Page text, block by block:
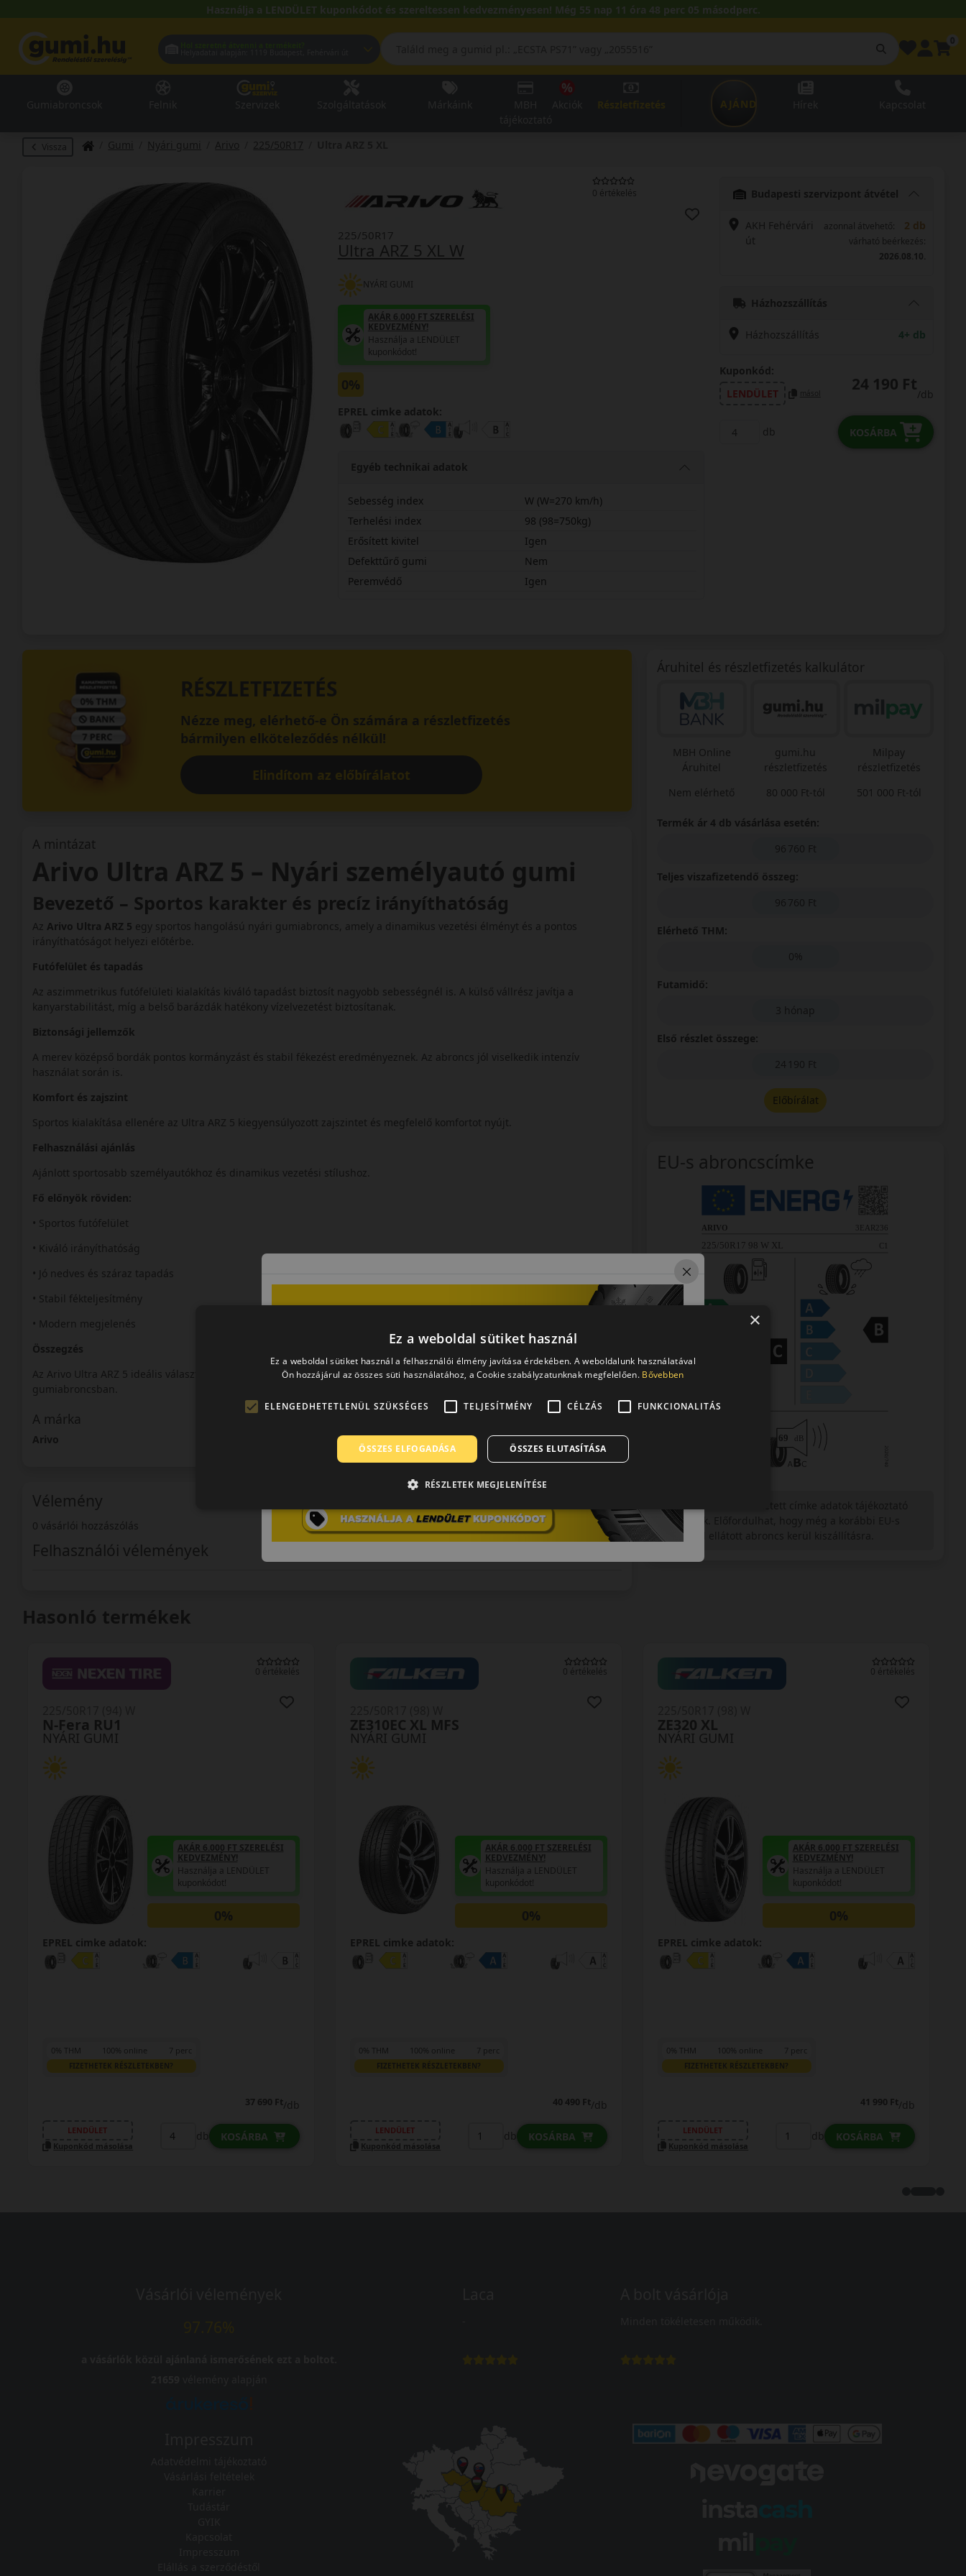
Használja a LENDÜLET kuponkódot és szereltessen kedvezményesen! Még 55 nap 11 óra 48 perc 04 másodperc.
AJÁNDÉKUTALVÁNY
Vissza Gumi Nyári gumi Arivo 225/50R17
0 értékelés
Ultra ARZ 5 XL W
225/50R17
NYÁRI GUMI
AKÁR 6.000 FT SZERELÉSI
KEDVEZMÉNY!
Használja a LENDÜLET
kuponkódot!
0%
EPREL cimke adatok:
Egyéb technikai adatok
Sebesség index
W (W=270 km/h)
Terhelési index
98 (98=750kg)
Erősített kivitel
Igen
Defekttűrő gumi
Nem
Peremvédő
Igen
Budapesti szervizpont átvétel
AKH Fehérvári
út
azonnal átvehető: 2 db
várható beérkezés:
2026.08.10.
Házhozszállítás
Házhozszállítás 4+ db
Kuponkód:
LENDÜLET
másol 24 190 Ft
/db
db KOSÁRBA
RÉSZLETFIZETÉS
Nézze meg, elérhető-e Ön számára a részletfizetés
bármilyen elköteleződés nélkül!
Elindítom az előbírálatot
A mintázat
Arivo Ultra ARZ 5 – Nyári személyautó gumi
Bevezető – Sportos karakter és precíz irányíthatóság
Az Arivo Ultra ARZ 5 egy sportos hangolású nyári gumiabroncs, amely a dinamikus vezetési élményt és a pontos
irányíthatóságot helyezi előtérbe.
Futófelület és tapadás
Az aszimmetrikus futófelületi kialakítás kiváló tapadást biztosít nagyobb sebességnél is. A külső vállrész javítja a
kanyarstabilitást, míg a belső barázdák hatékony vízelvezetést biztosítanak.
Biztonsági jellemzők
A merev középső bordák pontos kormányzást és stabil fékezést eredményeznek. Az abroncs jól viselkedik intenzív
használat során is.
Komfort és zajszint
Sportos kialakítása ellenére az Ultra ARZ 5 kiegyensúlyozott zajszintet és megfelelő komfortot nyújt.
Felhasználási ajánlás
Ajánlott sportosabb személyautókhoz és dinamikus vezetési stílushoz.
Fő előnyök röviden:
• Sportos futófelület
• Kiváló irányíthatóság
• Jó nedves és száraz tapadás
• Stabil fékteljesítmény
• Modern megjelenés
Összegzés
Az Arivo Ultra ARZ 5 ideális választás azok számára, akik sportos teljesítményt és modern technológiát keresnek nyári
gumiabroncsban.
A márka
Arivo
Vélemény
0 vásárlói hozzászólás 0 / 5
Felhasználói vélemények
Áruhitel és részletfizetés kalkulátor
MBH Online
Áruhitel
Nem elérhető
gumi.hu
részletfizetés
80 000 Ft-tól
Milpay
részletfizetés
501 000 Ft-tól
Termék ár 4 db vásárlása esetén:
96 760 Ft
Teljes viszafizetendő összeg:
96 760 Ft
Elérhető THM:
0%
Futamidő:
3 hónap
Első részlet összege:
24 190 Ft
Előbírálat
EU-s abroncscímke
jellegűek. Előfordulhat, hogy még a korábbi EU-s
címkével ellátott abroncs kerül kiszállításra.
Hasonló termékek
0 értékelés
NYÁRI GUMI
N-Fera RU1
AKÁR 6.000 FT SZERELÉSI
KEDVEZMÉNY!
Használja a LENDÜLET
kuponkódot!
0%
EPREL cimke adatok:
0% THM 100% online 7 perc
FIZETHETEK RÉSZLETEKBEN?
37 690 Ft/db
LENDÜLET
Kuponkód másolása
db KOSÁRBA
0 értékelés
NYÁRI GUMI
ZE310EC XL MFS
AKÁR 6.000 FT SZERELÉSI
KEDVEZMÉNY!
Használja a LENDÜLET
kuponkódot!
0%
EPREL cimke adatok:
0% THM 100% online 7 perc
FIZETHETEK RÉSZLETEKBEN?
40 490 Ft/db
LENDÜLET
Kuponkód másolása
db KOSÁRBA
0 értékelés
NYÁRI GUMI
ZE320 XL
AKÁR 6.000 FT SZERELÉSI
KEDVEZMÉNY!
Használja a LENDÜLET
kuponkódot!
0%
EPREL cimke adatok:
0% THM 100% online 7 perc
FIZETHETEK RÉSZLETEKBEN?
41 990 Ft/db
LENDÜLET
Kuponkód másolása
db KOSÁRBA
×
Ez a weboldal sütiket használ
Ez a weboldal sütiket használ a felhasználói élmény javítása érdekében. A weboldalunk használatával
Ön hozzájárul az összes süti használatához, a Cookie szabályzatunknak megfelelően. Bővebben
ELENGEDHETETLENÜL SZÜKSÉGES TELJESÍTMÉNY CÉLZÁS FUNKCIONALITÁS
ÖSSZES ELFOGADÁSA ÖSSZES ELUTASÍTÁSA
RÉSZLETEK MEGJELENÍTÉSE